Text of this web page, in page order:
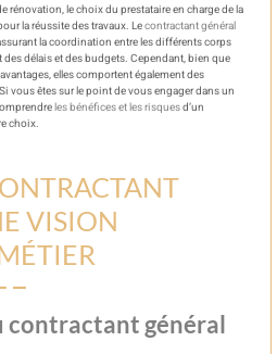
rénovation, le choix du prestataire en charge de la
la réussite des travaux. Lecontractant général
la coordination entre les différents corps
des délais et des budgets. Cependant, bien que
elles comportent également des
vous êtes sur le point de vous engager dans un
les bénéfices et les risquesd’un
choix.
VISION
contractant général